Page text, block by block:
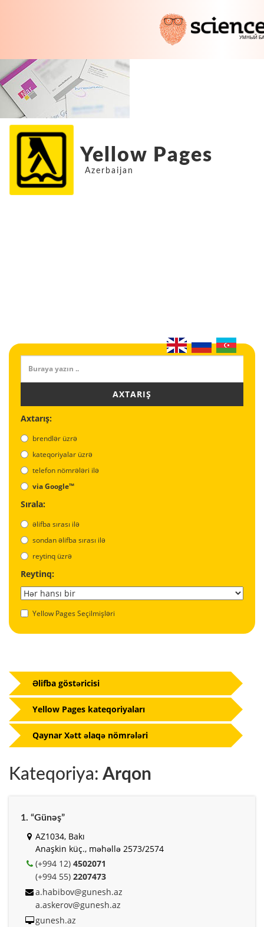
Yellow Pages
Azerbaijan
AXTARIŞ
Axtarış:
brendlər üzrə
kateqoriyalar üzrə
telefon nömrələri ilə
via Google™
Sırala:
əlifba sırası ilə
sondan əlifba sırası ilə
reytinq üzrə
Reytinq:
Yellow Pages Seçilmişləri
Kateqoriya: Arqon
1. “Günəş”
AZ1034, Bakı
Anaşkin küç., məhəllə 2573/2574
(+994 12) 4502071
(+994 55) 2207473
a.habibov@gunesh.az
a.askerov@gunesh.az
gunesh.az
Əlifba göstəricisi
Yellow Pages kateqoriyaları
Qaynar Xətt əlaqə nömrələri